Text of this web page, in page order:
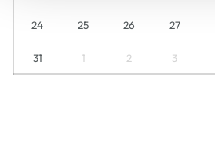
24 25 26 27
31 1 2 3